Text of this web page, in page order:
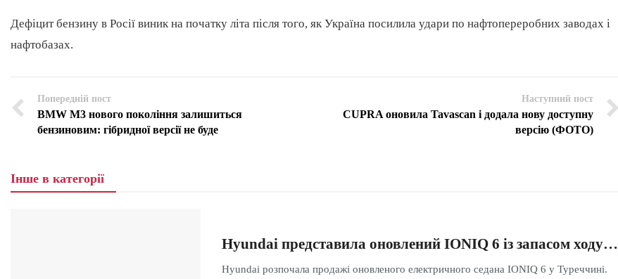
Дефіцит бензину в Росії виник на початку літа після того, як Україна посилила удари по нафтопереробних заводах і
нафтобазах.
Попередній пост
BMW M3 нового покоління залишиться
бензиновим: гібридної версії не буде
Наступний пост
CUPRA оновила Tavascan і додала нову доступну
версію (ФОТО)
Інше в категорії
Hyundai представила оновлений IONIQ 6 із запасом ходу…
Hyundai розпочала продажі оновленого електричного седана IONIQ 6 у Туреччині.